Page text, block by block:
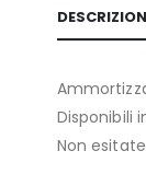
Disponibili
Non